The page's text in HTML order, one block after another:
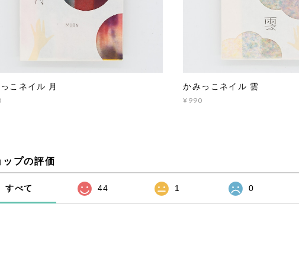
こネイル 月 かみっこネイル 雲
¥990
ップの評価
すべて 44 1 0